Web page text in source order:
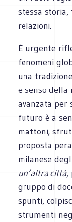
stessa storia,
relazioni.
È urgente
fenomeni
una
e senso della
avanzata per
futuro è a
mattoni,
proposta
milanese
un’altra città,
gruppo di
spunti,
strumenti